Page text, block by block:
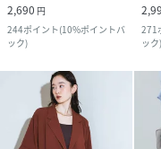
2,690 円
244ポイント(10%ポイントバ
ック)
271
ック)